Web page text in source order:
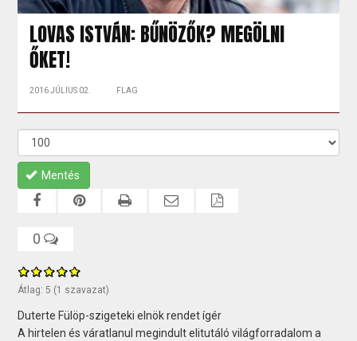
LOVAS ISTVÁN: BŰNÖZŐK? MEGÖLNI
ŐKET!
2016 JÚLIUS 02. FLAG
Mentés
0
Átlag: 5 (1 szavazat)
Duterte Fülöp-szigeteki elnök rendet ígér
A hirtelen és váratlanul megindult elitutáló világforradalom a